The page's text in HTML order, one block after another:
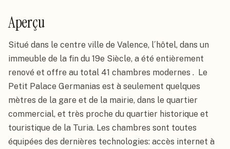
Aperçu
Situé dans le centre ville de Valence, l´hôtel, dans un
immeuble de la fin du 19e Siècle, a été entièrement
renové et offre au total 41 chambres modernes .  Le
Petit Palace Germanias est à seulement quelques
mètres de la gare et de la mairie, dans le quartier
commercial, et très proche du quartier historique et
touristique de la Turia. Les chambres sont toutes
équipées des dernières technologies: accès internet à